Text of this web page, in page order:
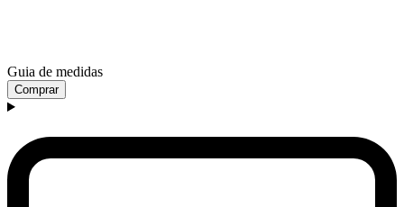
Guia de medidas
Comprar